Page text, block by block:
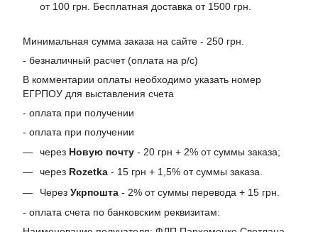
от 100 грн. Бесплатная доставка от 1500 грн.
Минимальная сумма заказа на сайте - 250 грн.
- безналичный расчет (оплата на р/с)
В комментарии оплаты необходимо указать номер
ЕГРПОУ для выставления счета
- оплата при получении
- оплата при получении
через Новую почту - 20 грн + 2% от суммы заказа;
через Rozetka - 15 грн + 1,5% от суммы заказа.
Через Укрпошта - 2% от суммы перевода + 15 грн.
- оплата счета по банковским реквизитам: